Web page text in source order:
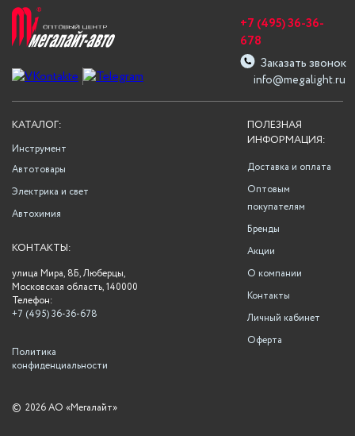
info@megalight.ru
+7 (495) 36-36-
678
Заказать звонок
ПОЛЕЗНАЯ
ИНФОРМАЦИЯ:
Доставка и оплата
Оптовым
покупателям
Бренды
Акции
О компании
Контакты
Личный кабинет
Оферта
КАТАЛОГ:
Инструмент
Автотовары
Электрика и свет
Автохимия
КОНТАКТЫ:
улица Мира, 8Б, Люберцы,
Московская область, 140000
Телефон:
+7 (495) 36-36-678
Политика
конфиденциальности
© 2026 АО «Мегалайт»